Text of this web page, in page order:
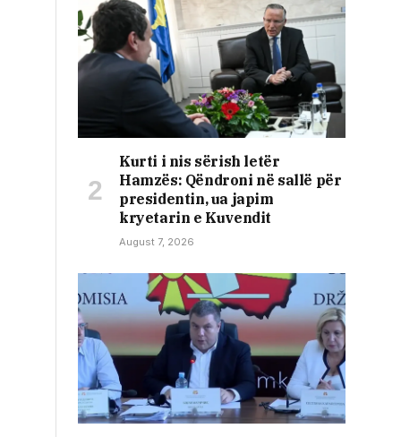
​Kurti i nis sërish letër
Hamzës: Qëndroni në sallë për
presidentin, ua japim
kryetarin e Kuvendit
August 7, 2026